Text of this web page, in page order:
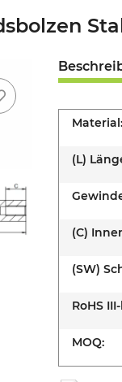
Material:
(L)
(C)
(SW)
RoHS
MOQ: